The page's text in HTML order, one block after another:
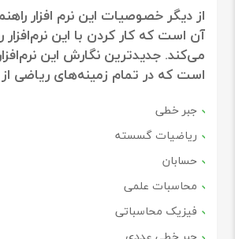
از دیگر خصوصیات این نرم افزار
آن است که کار کردن با این نرم‌افزار
است که در تمام زمینه‌های ریاضی
جبر خطی
ریاضیات گسسته
حسابان
محاسبات علمی
فیزیک محاسباتی